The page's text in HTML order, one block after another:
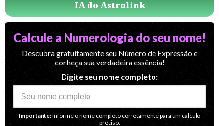
IA do Astrolink
Calcule a Numerologia do seu nome!
Descubra gratuitamente seu Número de Expressão e
conheça sua verdadeira essência!
Digite seu nome completo:
Importante:Informe o nome completo corretamente para um cálculo
preciso.